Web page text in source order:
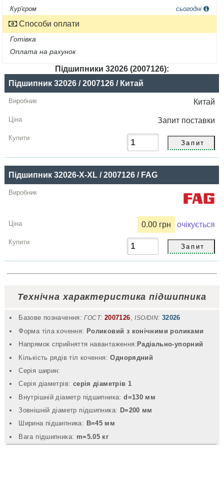
Кур'єром
сьогодні
Способи оплати
Готівка
Оплата на рахунок
Підшипники 32026 (2007126):
Назва
Виробник
Радіальний
грн
Купити
Підшипник 32026 / 2007126 / Китай
Китай
Запит поставки
Підшипник 32026-X-XL / 2007126 / FAG
0.00 грн очікується
Технічна характеристика підшипника
Базове позначення: ГОСТ: 2007126,ISO/DIN: 32026
Форма тіла кочення: Роликовий з конічними роликами
Напрямок сприйняття навантаження: Радіально-упорний
Кількість рядів тіл кочення:Однорядний
Серія ширин:
Серія діаметрів: серія діаметрів 1
Внутрішній діаметр підшипника:d=130 мм
Зовнішній діаметр підшипника: D=200 мм
Ширина підшипника: B=45 мм
Вага підшипника: m=5.05 кг